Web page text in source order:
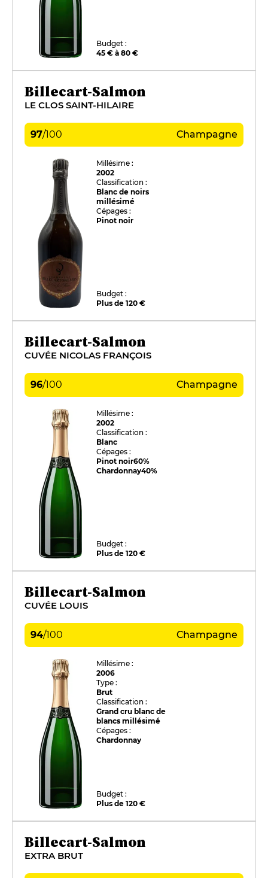
Budget :
45 € à 80 €
Billecart-Salmon
LE CLOS SAINT-HILAIRE
97/100 Champagne
Millésime :
2002
Classification :
Blanc de noirs
millésimé
Cépages :
Pinot noir
Budget :
Plus de 120 €
Billecart-Salmon
CUVÉE NICOLAS FRANÇOIS
96/100 Champagne
Millésime :
2002
Classification :
Blanc
Cépages :
Pinot noir60%
Chardonnay40%
Budget :
Plus de 120 €
Billecart-Salmon
CUVÉE LOUIS
94/100 Champagne
Millésime :
2006
Type :
Brut
Classification :
Grand cru blanc de
blancs millésimé
Cépages :
Chardonnay
Budget :
Plus de 120 €
Billecart-Salmon
EXTRA BRUT